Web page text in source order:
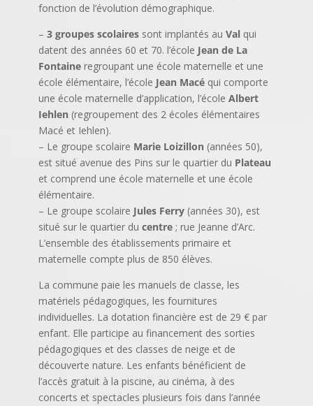
fonction de l’évolution démographique.
– 3 groupes scolairessont implantés au Valqui
datent des années 60 et 70. l’école Jean de La
Fontaineregroupant une école maternelle et une
école élémentaire, l’école Jean Macéqui comporte
une école maternelle d’application, l’école Albert
Iehlen (regroupement des 2 écoles élémentaires
Macé et Iehlen).
– Le groupe scolaire Marie Loizillon (années 50),
est situé avenue des Pins sur le quartier du Plateau
et comprend une école maternelle et une école
élémentaire.
– Le groupe scolaire Jules Ferry(années 30), est
situé sur le quartier du centre; rue Jeanne d’Arc.
L’ensemble des établissements primaire et
maternelle compte plus de 850 élèves.
La commune paie les manuels de classe, les
matériels pédagogiques, les fournitures
individuelles. La dotation financière est de 29 € par
enfant. Elle participe au financement des sorties
pédagogiques et des classes de neige et de
découverte nature. Les enfants bénéficient de
l’accès gratuit à la piscine, au cinéma, à des
concerts et spectacles plusieurs fois dans l’année